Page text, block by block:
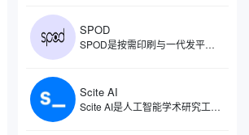
SPOD
SPOD是按需印刷与一代发平台，支持商家创建、销售和分销定制印刷产品，允许用户将自己的设计印在各种产品上，如T恤、帽子、杯子等，待顾客下单后由SPOD负责生产和发货。SPOD整合了设计工具、生产流程和物流配送，支持用户将创意快速转化为商品，并通过自有电商渠道或第三方平台直接销售。
Scite AI
Scite AI是人工智能学术研究工具，注重引文的分类，能够展示文献之间的引用关系，真正解读引用背后的意图与情境，让您了解一篇论文究竟是被支持、被反驳，还是仅仅被提及，让您理解论文之间的相互关系。Scite AI像一位学术伙伴，通过智能引用，显示文章被引用的次数，深入分析引用的具体上下文，让您快速判断一篇论文的可靠性和影响力。